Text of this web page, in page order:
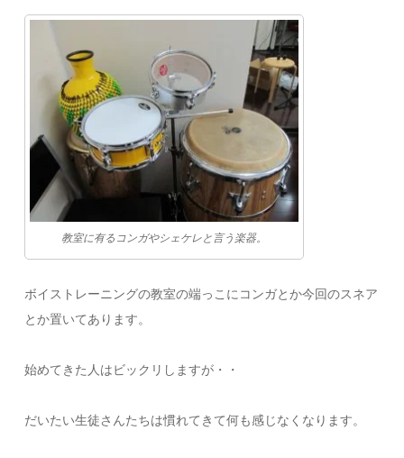
教室に有るコンガやシェケレと言う楽器。
ボイストレーニングの教室の端っこにコンガとか今回のスネア
とか置いてあります。
始めてきた人はビックリしますが・・
だいたい生徒さんたちは慣れてきて何も感じなくなります。